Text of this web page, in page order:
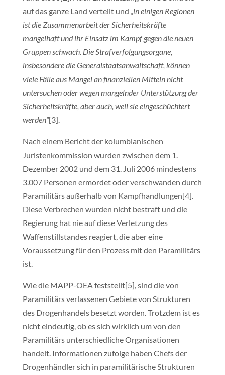
auf das ganze Land verteilt und „in einigen Regionen
ist die Zusammenarbeit der Sicherheitskräfte
mangelhaft und ihr Einsatz im Kampf gegen die neuen
Gruppen schwach. Die Strafverfolgungsorgane,
insbesondere die Generalstaatsanwaltschaft, können
viele Fälle aus Mangel an finanziellen Mitteln nicht
untersuchen oder wegen mangelnder Unterstützung der
Sicherheitskräfte, aber auch, weil sie eingeschüchtert
werden“[3].
Nach einem Bericht der kolumbianischen
Juristenkommission wurden zwischen dem 1.
Dezember 2002 und dem 31. Juli 2006 mindestens
3.007 Personen ermordet oder verschwanden durch
Paramilitärs außerhalb von Kampfhandlungen[4].
Diese Verbrechen wurden nicht bestraft und die
Regierung hat nie auf diese Verletzung des
Waffenstillstandes reagiert, die aber eine
Voraussetzung für den Prozess mit den Paramilitärs
ist.
Wie die MAPP-OEA feststellt[5], sind die von
Paramilitärs verlassenen Gebiete von Strukturen
des Drogenhandels besetzt worden. Trotzdem ist es
nicht eindeutig, ob es sich wirklich um von den
Paramilitärs unterschiedliche Organisationen
handelt. Informationen zufolge haben Chefs der
Drogenhändler sich in paramilitärische Strukturen